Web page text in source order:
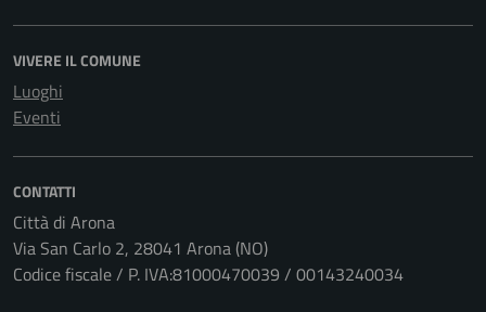
VIVERE IL COMUNE
Luoghi
Eventi
CONTATTI
Città di Arona
Via San Carlo 2, 28041 Arona (NO)
Codice fiscale / P. IVA:81000470039 / 00143240034